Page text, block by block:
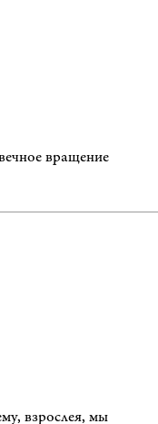
вращение
взрослея, мы